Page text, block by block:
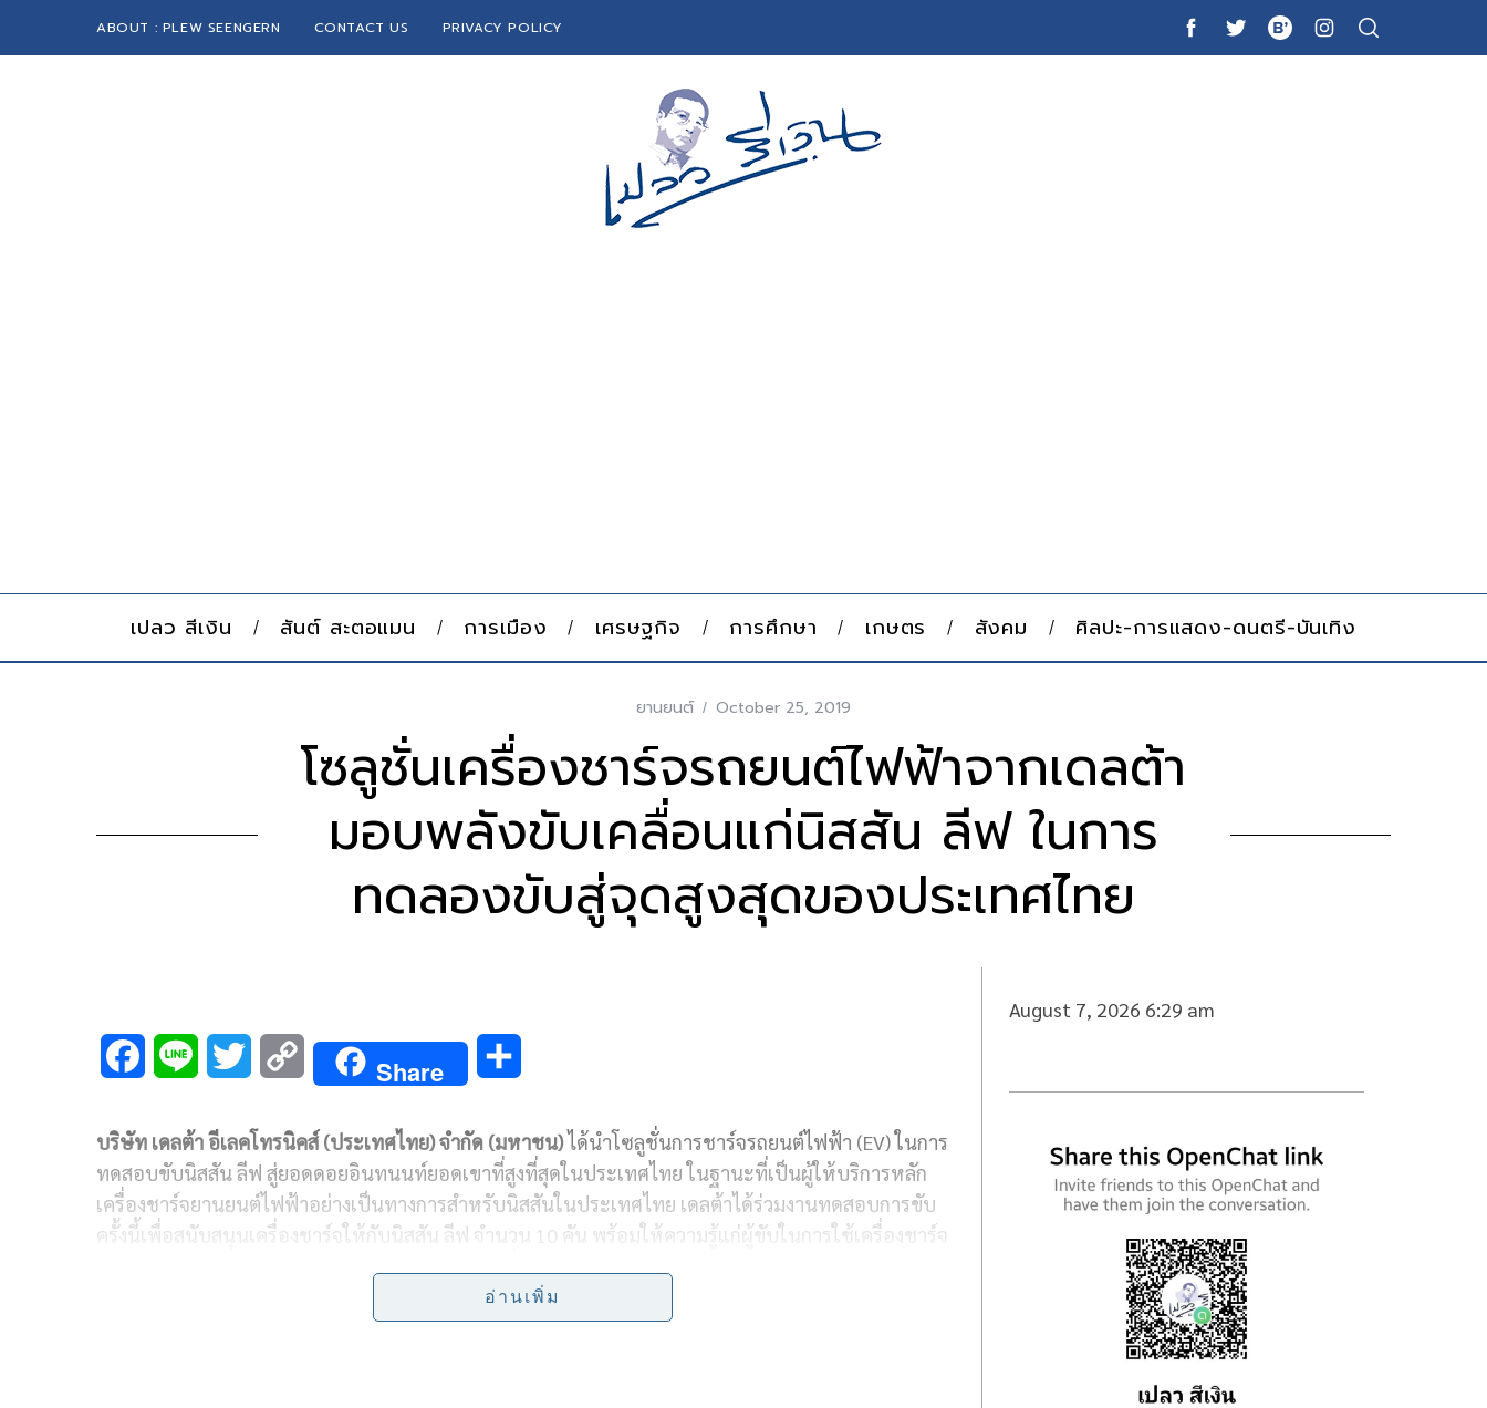
ABOUT : PLEW SEENGERN CONTACT US PRIVACY POLICY
เปลว สีเงิน สันต์ สะตอแมน การเมือง เศรษฐกิจ การศึกษา เกษตร สังคม ศิลปะ-การแสดง-ดนตรี-บันเทิง
ยานยนต์ October 25, 2019
โซลูชั่นเครื่องชาร์จรถยนต์ไฟฟ้าจากเดลต้า
มอบพลังขับเคลื่อนแก่นิสสัน ลีฟ ในการ
ทดลองขับสู่จุดสูงสุดของประเทศไทย
c
e
b
n
e
i
t
t
p
y
L
Share
a
r
e
บริษัท เดลต้า อีเลคโทรนิคส์ (ประเทศไทย) จำกัด (มหาชน)ได้นำโซลูชั่นการชาร์จรถยนต์ไฟฟ้า (EV) ในการ
ทดสอบขับนิสสัน ลีฟ สู่ยอดดอยอินทนนท์ยอดเขาที่สูงที่สุดในประเทศไทย ในฐานะที่เป็นผู้ให้บริการหลัก
เครื่องชาร์จยานยนต์ไฟฟ้าอย่างเป็นทางการสำหรับนิสสันในประเทศไทย เดลต้าได้ร่วมงานทดสอบการขับ
ครั้งนี้เพื่อสนับสนุนเครื่องชาร์จให้กับนิสสัน ลีฟ จำนวน 10 คัน พร้อมให้ความรู้แก่ผู้ขับในการใช้เครื่องชาร์จ
อ่านเพิ่ม
August 7, 2026 6:29 am